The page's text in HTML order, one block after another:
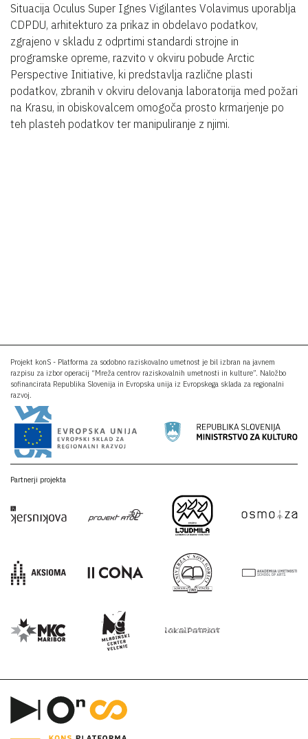
Situacija Oculus Super Ignes Vigilantes Volavimus uporablja
CDPDU, arhitekturo za prikaz in obdelavo podatkov,
zgrajeno v skladu z odprtimi standardi strojne in
programske opreme, razvito v okviru pobude Arctic
Perspective Initiative, ki predstavlja različne plasti
podatkov, zbranih v okviru delovanja laboratorija med požari
na Krasu, in obiskovalcem omogoča prosto krmarjenje po
teh plasteh podatkov ter manipuliranje z njimi.
Projekt konS - Platforma za sodobno raziskovalno umetnost je bil izbran na javnem
razpisu za izbor operacij “Mreža centrov raziskovalnih umetnosti in kulture”. Naložbo
sofinancirata Republika Slovenija in Evropska unija iz Evropskega sklada za regionalni
razvoj.
Partnerji projekta